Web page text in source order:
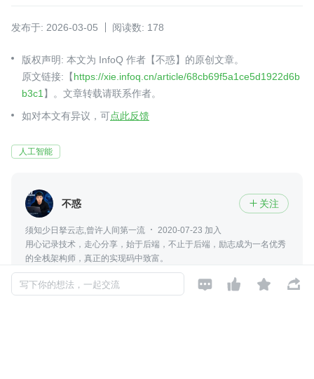
发布于: 2026-03-05 阅读数: 178
版权声明: 本文为 InfoQ 作者【不惑】的原创文章。
原文链接:【https://xie.infoq.cn/article/68cb69f5a1ce5d1922d6b
b3c1 】。文章转载请联系作者。
如对本文有异议，可点此反馈
人工智能
不惑  关注
须知少日拏云志,曾许人间第一流
2020-07-23 加入
用心记录技术，走心分享，始于后端，不止于后端，励志成为一名优秀
的全栈架构师，真正的实现码中致富。
写下你的想法，一起交流    